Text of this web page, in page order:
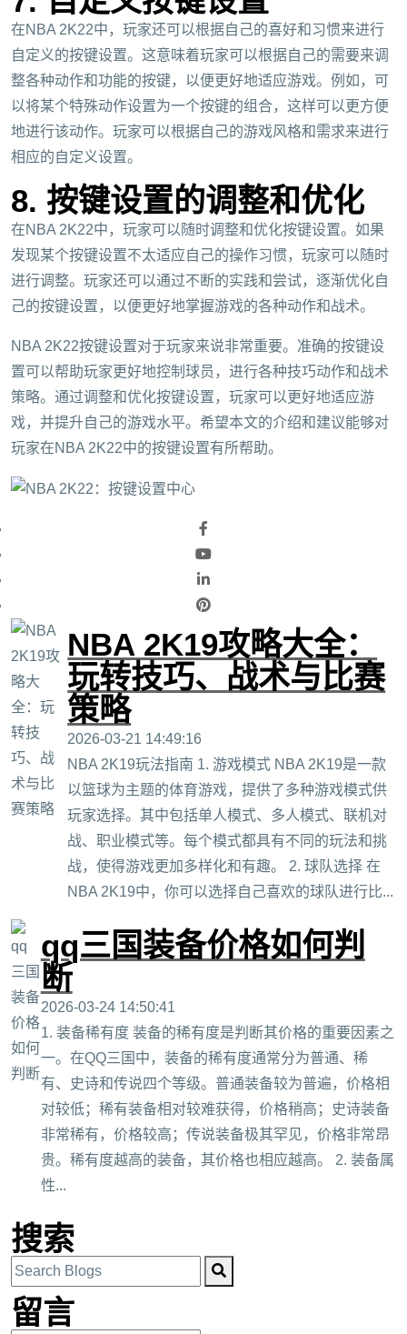
在NBA 2K22中，玩家还可以根据自己的喜好和习惯来进行
自定义的按键设置。这意味着玩家可以根据自己的需要来调
整各种动作和功能的按键，以便更好地适应游戏。例如，可
以将某个特殊动作设置为一个按键的组合，这样可以更方便
地进行该动作。玩家可以根据自己的游戏风格和需求来进行
相应的自定义设置。
8. 按键设置的调整和优化
在NBA 2K22中，玩家可以随时调整和优化按键设置。如果
发现某个按键设置不太适应自己的操作习惯，玩家可以随时
进行调整。玩家还可以通过不断的实践和尝试，逐渐优化自
己的按键设置，以便更好地掌握游戏的各种动作和战术。
NBA 2K22按键设置对于玩家来说非常重要。准确的按键设
置可以帮助玩家更好地控制球员，进行各种技巧动作和战术
策略。通过调整和优化按键设置，玩家可以更好地适应游
戏，并提升自己的游戏水平。希望本文的介绍和建议能够对
玩家在NBA 2K22中的按键设置有所帮助。
NBA 2K19攻略大全：
玩转技巧、战术与比赛
策略
2026-03-21 14:49:16
NBA 2K19玩法指南 1. 游戏模式 NBA 2K19是一款
以篮球为主题的体育游戏，提供了多种游戏模式供
玩家选择。其中包括单人模式、多人模式、联机对
战、职业模式等。每个模式都具有不同的玩法和挑
战，使得游戏更加多样化和有趣。 2. 球队选择 在
NBA 2K19中，你可以选择自己喜欢的球队进行比...
qq三国装备价格如何判
断
2026-03-24 14:50:41
1. 装备稀有度 装备的稀有度是判断其价格的重要因素之
一。在QQ三国中，装备的稀有度通常分为普通、稀
有、史诗和传说四个等级。普通装备较为普遍，价格相
对较低；稀有装备相对较难获得，价格稍高；史诗装备
非常稀有，价格较高；传说装备极其罕见，价格非常昂
贵。稀有度越高的装备，其价格也相应越高。 2. 装备属
性...
搜索
留言